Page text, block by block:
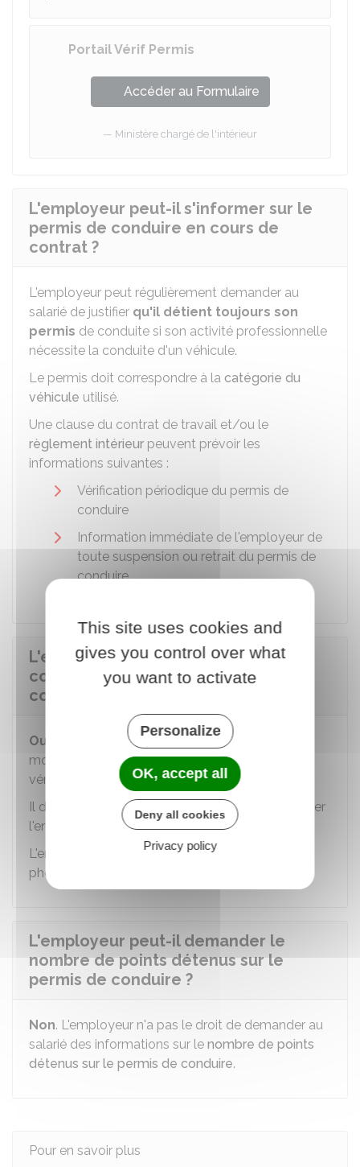
Portail Vérif Permis
Accéder au Formulaire
Ministère chargé de l'intérieur
L'employeur peut-il s'informer sur le
permis de conduire en cours de
contrat ?
L'employeur peut régulièrement demander au
salarié de justifier qu'il détient toujours son
permis de conduite si son activité professionnelle
nécessite la conduite d'un véhicule.
Le permis doit correspondre à la catégorie du
véhicule utilisé.
Une clause du contrat de travail et/ou le
règlement intérieur peuvent prévoir les
informations suivantes :
Vérification périodique du permis de
conduire
Information immédiate de l'employeur de
toute suspension ou retrait du permis de
conduire.
L'employeur peut-il demander à
consulter l'original du permis de
conduire ?
Oui
, l'employeur peut demander au salarié de
montrer l'original du permis de conduire pour
vérifier sa validité.
Il doit s'assurer de la capacité du salarié à occuper
l'emploi proposé.
L'employeur
ne peut pas conserver une
photocopie du permis de conduire.
L'employeur peut-il demander le
nombre de points détenus sur le
permis de conduire ?
Non. L'employeur n'a pas le droit de demander au
salarié des informations sur le nombre de points
détenus sur le permis de conduire.
Pour en savoir plus
This site uses cookies and
gives you control over what
you want to activate
Personalize
OK, accept all
Deny all cookies
Privacy policy